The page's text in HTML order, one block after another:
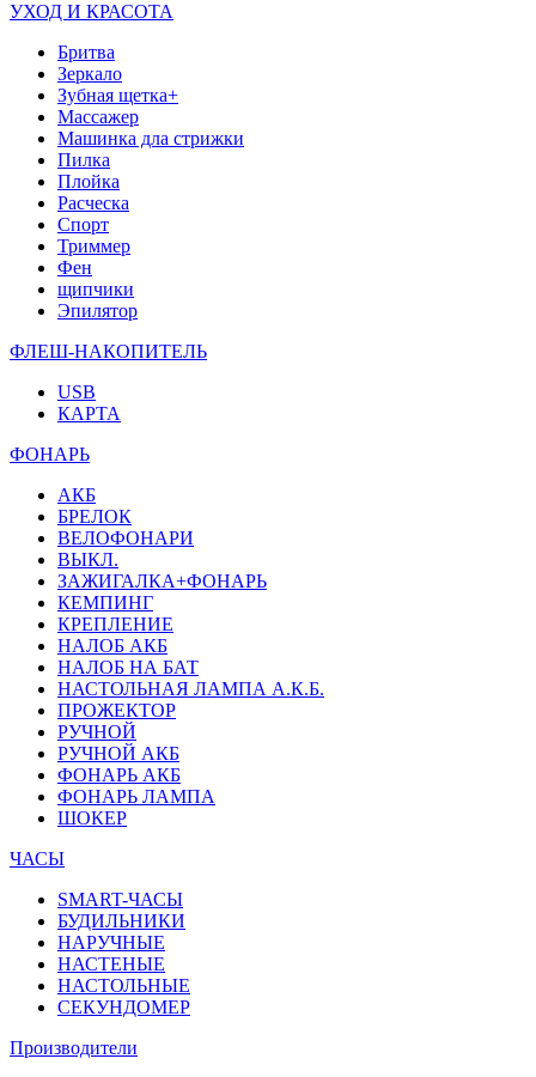
УХОД И КРАСОТА
Бритва
Зеркало
Зубная щетка+
Массажер
Машинка дла стрижки
Пилка
Плойка
Расческа
Спорт
Триммер
Фен
щипчики
Эпилятор
ФЛЕШ-НАКОПИТЕЛЬ
USB
КАРТА
ФОНАРЬ
АКБ
БРЕЛОК
ВЕЛОФОНАРИ
ВЫКЛ.
ЗАЖИГАЛКА+ФОНАРЬ
КЕМПИНГ
КРЕПЛЕНИЕ
НАЛОБ АКБ
НАЛОБ НА БАТ
НАСТОЛЬНАЯ ЛАМПА А.К.Б.
ПРОЖЕКТОР
РУЧНОЙ
РУЧНОЙ АКБ
ФОНАРЬ АКБ
ФОНАРЬ ЛАМПА
ШОКЕР
ЧАСЫ
SMART-ЧАСЫ
БУДИЛЬНИКИ
НАРУЧНЫЕ
НАСТЕНЫЕ
НАСТОЛЬНЫЕ
СЕКУНДОМЕР
Производители